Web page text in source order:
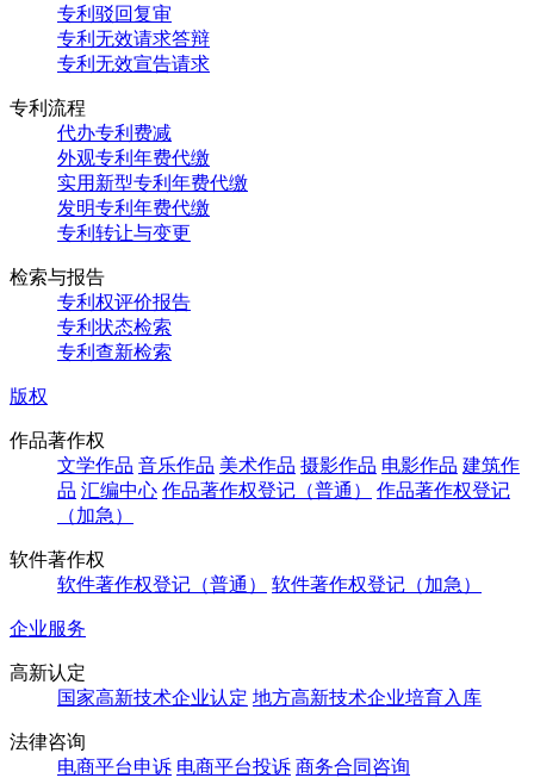
专利驳回复审
专利无效请求答辩
专利无效宣告请求
专利流程
代办专利费减
外观专利年费代缴
实用新型专利年费代缴
发明专利年费代缴
专利转让与变更
检索与报告
专利权评价报告
专利状态检索
专利查新检索
版权
作品著作权
文学作品 音乐作品 美术作品 摄影作品 电影作品 建筑作
品 汇编中心 作品著作权登记（普通）
作品著作权登记
（加急）
软件著作权
软件著作权登记（普通）
软件著作权登记（加急）
企业服务
高新认定
国家高新技术企业认定 地方高新技术企业培育入库
法律咨询
电商平台申诉 电商平台投诉 商务合同咨询